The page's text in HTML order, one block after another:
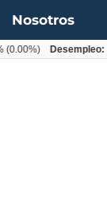
Nosotros
Desempleo: